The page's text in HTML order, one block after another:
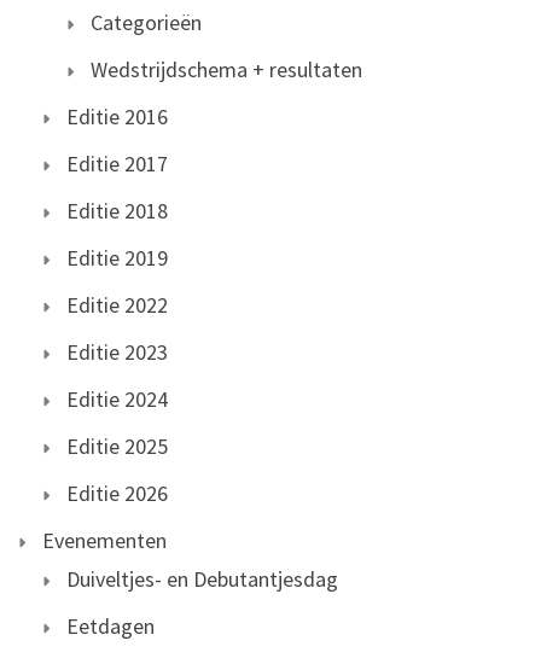
Categorieën
Wedstrijdschema + resultaten
Editie 2016
Editie 2017
Editie 2018
Editie 2019
Editie 2022
Editie 2023
Editie 2024
Editie 2025
Editie 2026
Evenementen
Duiveltjes- en Debutantjesdag
Eetdagen